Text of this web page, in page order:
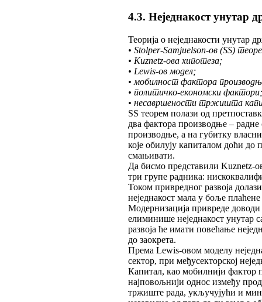
4.3. Неједнакост унутар
Теорија о неједнакости унутар
• Stolper-Samjuelson-ов (SS)
• Kuznetz-ова хипотеза;
• Lewis-ов модел;
• мобилност фактора
• политичко-економски фактори;
• несавршености тржишта
SS теорем полази од
два фактора производње –
производње, а на губитку
које обилују капиталом доћи до
смањивати.
Да бисмо представили Kuznetz-
три групе радника:
Током привредног развоја
неједнакост мала у боље
Модернизација привреде доводи
елиминише неједнакост унутар
развоја ће имати повећање
до заокрета.
Према Lewis-овом моделу
сектор, при међусекторској
Капитал, као мобилнији фактор
најповољнији однос између
тржиште рада, укључујући и